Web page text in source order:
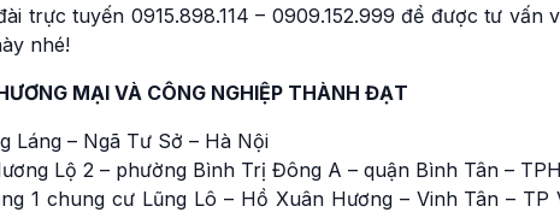
trực tuyến 0915.898.114 – 0909.152.999 để được tư vấn
nhé!
MẠI VÀ CÔNG NGHIỆP THÀNH ĐẠT
Láng – Ngã Tư Sở – Hà Nội
Lộ 2 – phường Bình Trị Đông A – quận Bình Tân –
1 chung cư Lũng Lô – Hồ Xuân Hương – Vinh Tân – TP